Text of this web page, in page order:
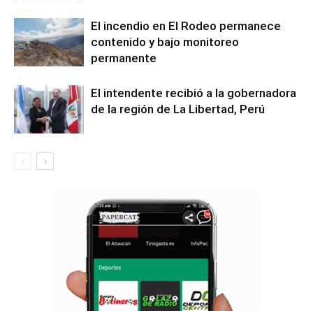
El incendio en El Rodeo permanece
contenido y bajo monitoreo
permanente
El intendente recibió a la gobernadora
de la región de La Libertad, Perú